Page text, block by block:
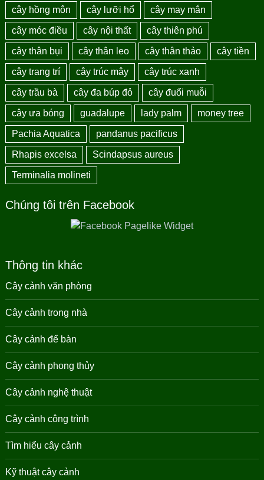
cây hồng môn cây lưỡi hổ cây may mắn
cây móc điều cây nội thất cây thiên phú
cây thân bụi cây thân leo cây thân thảo cây tiền
cây trang trí cây trúc mây cây trúc xanh
cây trầu bà cây đa búp đỏ cây đuổi muỗi
cây ưa bóng guadalupe lady palm money tree
Pachia Aquatica pandanus pacificus
Rhapis excelsa Scindapsus aureus
Terminalia molineti
Chúng tôi trên Facebook
Thông tin khác
Cây cảnh văn phòng
Cây cảnh trong nhà
Cây cảnh để bàn
Cây cảnh phong thủy
Cây cảnh nghệ thuật
Cây cảnh công trình
Tìm hiểu cây cảnh
Kỹ thuật cây cảnh